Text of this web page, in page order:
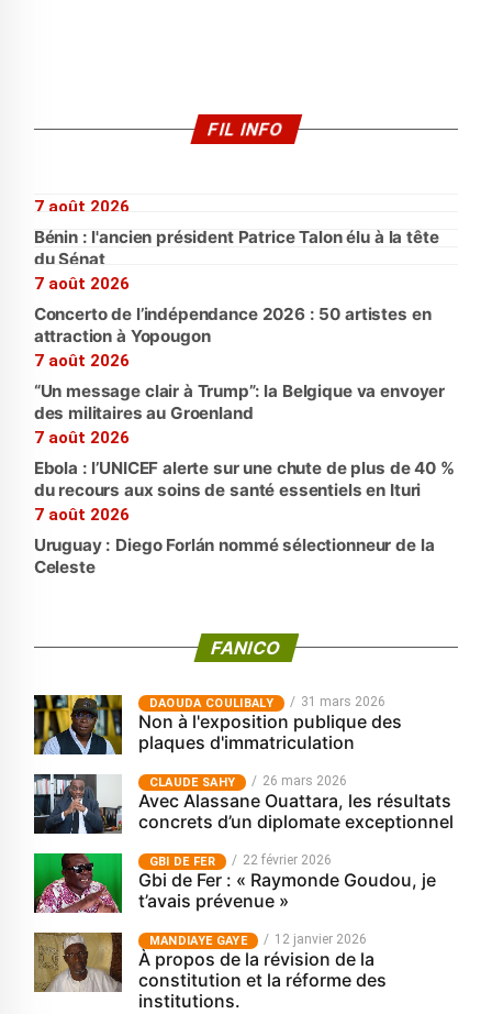
FIL INFO
7 août 2026
Bénin : l'ancien président Patrice Talon élu à la tête
du Sénat
7 août 2026
Concerto de l’indépendance 2026 : 50 artistes en
attraction à Yopougon
7 août 2026
“Un message clair à Trump”: la Belgique va envoyer
des militaires au Groenland
7 août 2026
Ebola : l’UNICEF alerte sur une chute de plus de 40 %
du recours aux soins de santé essentiels en Ituri
7 août 2026
Uruguay : Diego Forlán nommé sélectionneur de la
Celeste
FANICO
‎DAOUDA COULIBALY 31 mars 2026
Non à l'exposition publique des
plaques d'immatriculation
CLAUDE SAHY 26 mars 2026
Avec Alassane Ouattara, les résultats
concrets d’un diplomate exceptionnel
GBI DE FER 22 février 2026
Gbi de Fer : « Raymonde Goudou, je
t’avais prévenue »
MANDIAYE GAYE 12 janvier 2026
À propos de la révision de la
constitution et la réforme des
institutions.